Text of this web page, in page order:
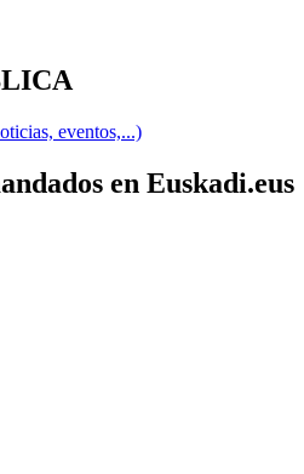
eventos,...)
en Euskadi.eus